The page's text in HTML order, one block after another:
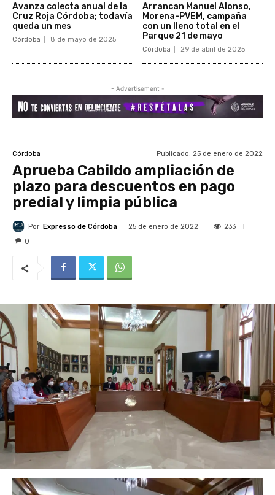
Avanza colecta anual de la
Cruz Roja Córdoba; todavía
queda un mes
Córdoba 8 de mayo de 2025
Arrancan Manuel Alonso,
Morena-PVEM, campaña
con un lleno total en el
Parque 21 de mayo
Córdoba 29 de abril de 2025
- Advertisement -